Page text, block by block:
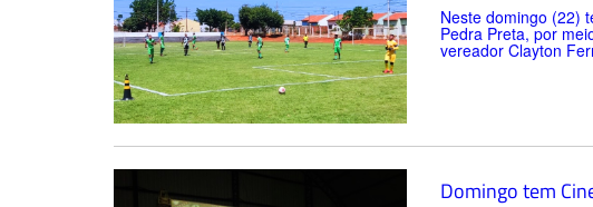
Neste domingo (22)
Pedra Preta, por
vereador Clayton
Domingo tem